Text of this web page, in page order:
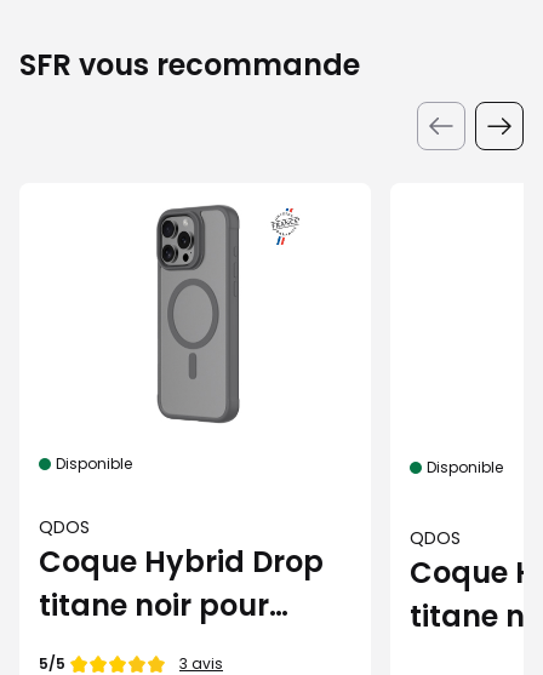
SFR vous recommande
Disponible
QDOS
Coque Hybrid Drop
titane noir pour
iPhone 16 Pro Max
Note de
5/5 3 avis
Disponible
QDOS
Coque
titane